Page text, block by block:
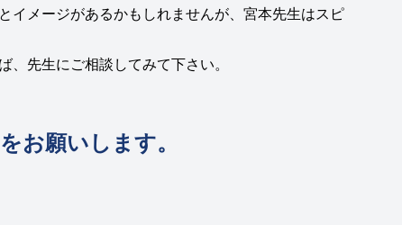
イメージがあるかもしれませんが、宮本先生はスピ
、先生にご相談してみて下さい。
お願いします。